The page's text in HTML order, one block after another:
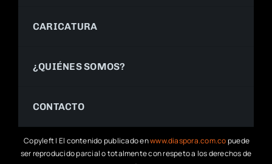
CARICATURA
¿QUIÉNES SOMOS?
CONTACTO
Copyleft | El contenido publicado enwww.diaspora.com.copuede
ser reproducido parcial o totalmente con respeto a los derechos de